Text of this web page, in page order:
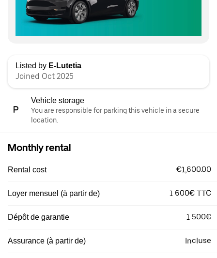
Listed by E-Lutetia
Joined Oct 2025
Vehicle storage
You are responsible for parking this vehicle in a secure
location.
Monthly rental
Rental cost €1,600.00
Loyer mensuel (à partir de) 1 600€ TTC
Dépôt de garantie 1 500€
Assurance (à partir de) Incluse